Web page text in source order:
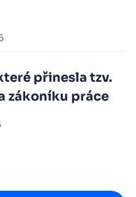
přinesla tzv.
zákoníku práce